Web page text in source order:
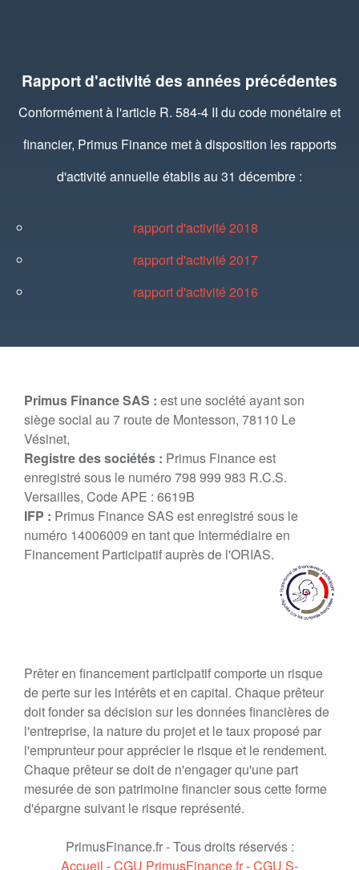
Rapport d'activité des années précédentes
Conformément à l'article R. 584-4 II du code monétaire et
financier, Primus Finance met à disposition les rapports
d'activité annuelle établis au 31 décembre :
rapport d'activité 2018
rapport d'activité 2017
rapport d'activité 2016
Primus Finance SAS : est une société ayant son
siège social au 7 route de Montesson, 78110 Le
Vésinet,
Registre des sociétés : Primus Finance est
enregistré sous le numéro 798 999 983 R.C.S.
Versailles, Code APE : 6619B
IFP : Primus Finance SAS est enregistré sous le
numéro 14006009 en tant que Intermédiaire en
Financement Participatif auprès de l'ORIAS.
Prêter en financement participatif comporte un risque
de perte sur les intérêts et en capital. Chaque prêteur
doit fonder sa décision sur les données financières de
l'entreprise, la nature du projet et le taux proposé par
l'emprunteur pour apprécier le risque et le rendement.
Chaque prêteur se doit de n'engager qu'une part
mesurée de son patrimoine financier sous cette forme
d'épargne suivant le risque représenté.
PrimusFinance.fr - Tous droits réservés :
Accueil -CGU PrimusFinance.fr-CGU S-